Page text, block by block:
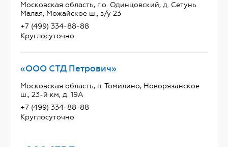
Московская область, г.о. Одинцовский, д. Сетунь
Малая, Можайское ш., з/у 23
+7 (499) 334-88-88
Круглосуточно
«ООО СТД Петрович»
Московская область, п. Томилино, Новорязанское
ш., 23-й км, д. 19А
+7 (499) 334-88-88
Круглосуточно